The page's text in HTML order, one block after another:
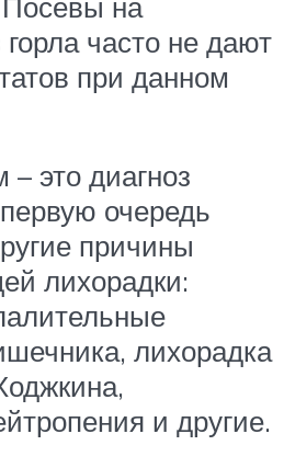
часто не дают
при данном
– это диагноз
очередь
причины
лихорадки:
лихорадка
и другие.